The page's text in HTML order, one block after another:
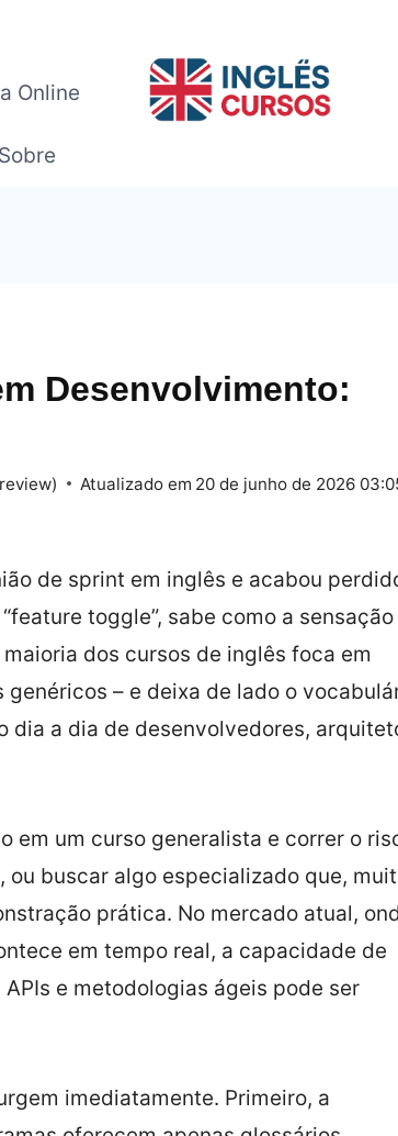
Online
Sobre
Desenvolvimento:
Atualizado em 20 de junho de 2026
de sprint em inglês e acabou
toggle”, sabe como a sensação
dos cursos de inglês foca em
– e deixa de lado o
dia a dia de desenvolvedores,
em um curso generalista e correr o
buscar algo especializado que,
prática. No mercado atual,
em tempo real, a capacidade de
e metodologias ágeis pode ser
imediatamente. Primeiro, a